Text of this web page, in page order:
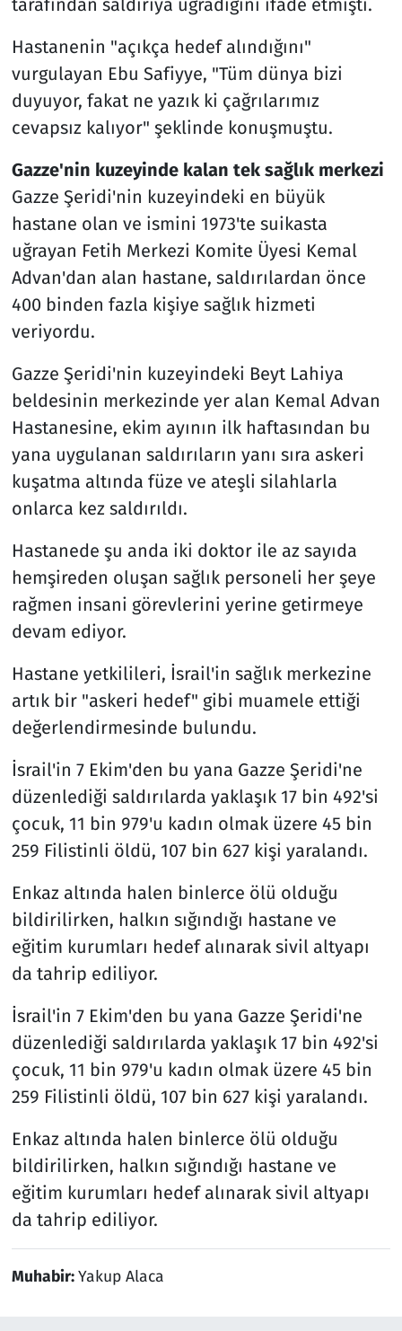
Hastanenin "açıkça hedef alındığını"
vurgulayan Ebu Safiyye, "Tüm dünya bizi
duyuyor, fakat ne yazık ki çağrılarımız
cevapsız kalıyor" şeklinde konuşmuştu.
Gazze'nin kuzeyinde kalan tek sağlık merkezi
Gazze Şeridi'nin kuzeyindeki en büyük
hastane olan ve ismini 1973'te suikasta
uğrayan Fetih Merkezi Komite Üyesi Kemal
Advan'dan alan hastane, saldırılardan önce
400 binden fazla kişiye sağlık hizmeti
veriyordu.
Gazze Şeridi'nin kuzeyindeki Beyt Lahiya
beldesinin merkezinde yer alan Kemal Advan
Hastanesine, ekim ayının ilk haftasından bu
yana uygulanan saldırıların yanı sıra askeri
kuşatma altında füze ve ateşli silahlarla
onlarca kez saldırıldı.
Hastanede şu anda iki doktor ile az sayıda
hemşireden oluşan sağlık personeli her şeye
rağmen insani görevlerini yerine getirmeye
devam ediyor.
Hastane yetkilileri, İsrail'in sağlık merkezine
artık bir "askeri hedef" gibi muamele ettiği
değerlendirmesinde bulundu.
İsrail'in 7 Ekim'den bu yana Gazze Şeridi'ne
düzenlediği saldırılarda yaklaşık 17 bin 492'si
çocuk, 11 bin 979'u kadın olmak üzere 45 bin
259 Filistinli öldü, 107 bin 627 kişi yaralandı.
Enkaz altında halen binlerce ölü olduğu
bildirilirken, halkın sığındığı hastane ve
eğitim kurumları hedef alınarak sivil altyapı
da tahrip ediliyor.
İsrail'in 7 Ekim'den bu yana Gazze Şeridi'ne
düzenlediği saldırılarda yaklaşık 17 bin 492'si
çocuk, 11 bin 979'u kadın olmak üzere 45 bin
259 Filistinli öldü, 107 bin 627 kişi yaralandı.
Enkaz altında halen binlerce ölü olduğu
bildirilirken, halkın sığındığı hastane ve
eğitim kurumları hedef alınarak sivil altyapı
da tahrip ediliyor.
Muhabir:Yakup Alaca